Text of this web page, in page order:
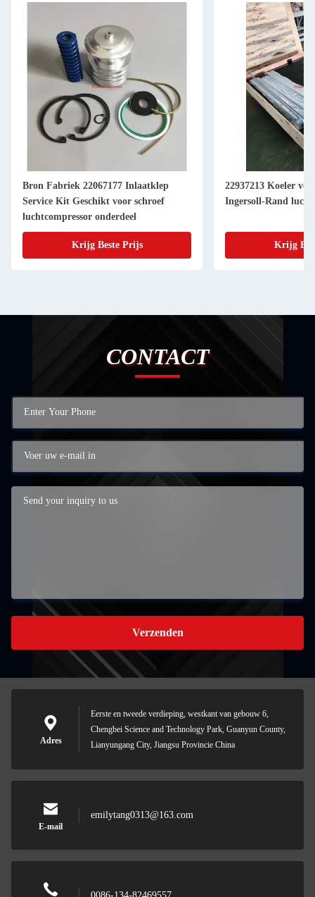
Bron Fabriek 22067177 Inlaatklep
Service Kit Geschikt voor schroef
luchtcompressor onderdeel
Krijg Beste Prijs
22937213 Koeler
Ingersoll-Rand
Krijg
CONTACT
Verzenden
Adres
Eerste en tweede verdieping, westkant van gebouw 6,
Chengbei Science and Technology Park, Guanyun County,
Lianyungang City, Jiangsu Provincie China
E-mail
emilytang0313@163.com